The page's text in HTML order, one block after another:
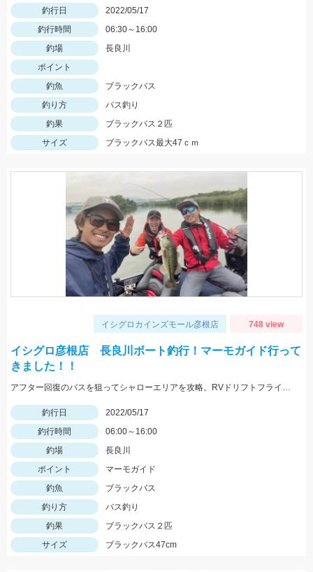
釣行日
2022/05/17
釣行時間
06:30～16:00
釣場
長良川
ポイント
釣魚
ブラックバス
釣り方
バス釣り
釣果
ブラックバス２匹
サイズ
ブラックバス最大47ｃｍ
イシグロカインズモール彦根店 748 view
イシグロ彦根店 長良川ボート釣行！マーモガイド行って
きました！！
アフター回復のバスを狙ってシャローエリアを攻略。RVドリフトフライ、フリックシェイク4.8インチでの釣果でした。
釣行日
2022/05/17
釣行時間
06:00～16:00
釣場
長良川
ポイント
マーモガイド
釣魚
ブラックバス
釣り方
バス釣り
釣果
ブラックバス２匹
サイズ
ブラックバス47cm